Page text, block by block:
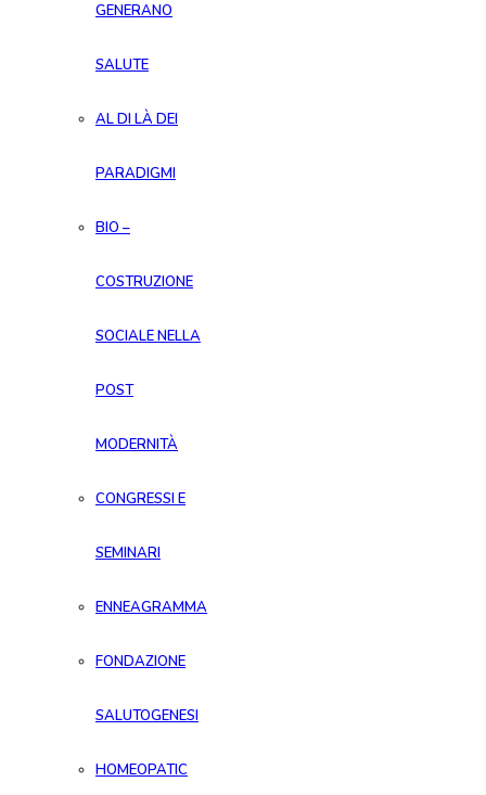
GENERANO
SALUTE
AL DI LÀ DEI
PARADIGMI
BIO –
COSTRUZIONE
SOCIALE NELLA
POST
MODERNITÀ
CONGRESSI E
SEMINARI
ENNEAGRAMMA
FONDAZIONE
SALUTOGENESI
HOMEOPATIC